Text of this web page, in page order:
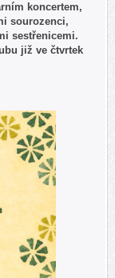
koncertem,
sourozenci,
sestřenicemi.
již ve čtvrtek